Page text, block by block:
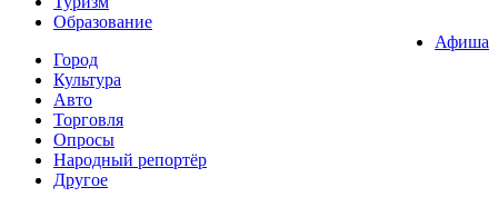
Образование
Афиша
Город
Культура
Авто
Торговля
Опросы
Народный репортёр
Другое